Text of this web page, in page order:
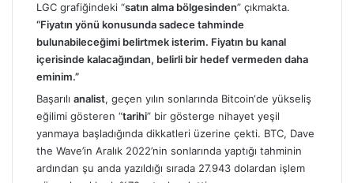
LGC grafiğindeki “satın alma bölgesinden” çıkmakta.
“Fiyatın yönü konusunda sadece tahminde
bulunabileceğimi belirtmek isterim. Fiyatın bu kanal
içerisinde kalacağından, belirli bir hedef vermeden daha
eminim.”
Başarılı analist, geçen yılın sonlarında Bitcoin‘de yükseliş
eğilimi gösteren “tarihi” bir gösterge nihayet yeşil
yanmaya başladığında dikkatleri üzerine çekti. BTC, Dave
the Wave’in Aralık 2022’nin sonlarında yaptığı tahminin
ardından şu anda yazıldığı sırada 27.943 dolardan işlem